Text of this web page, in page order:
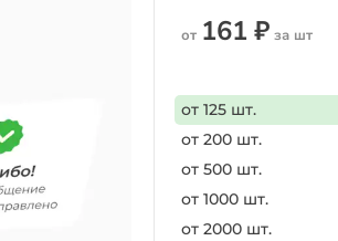
от 161 ₽ за шт
от 125 шт.
от 200 шт.
от 500 шт.
от 1000 шт.
от 2000 шт.